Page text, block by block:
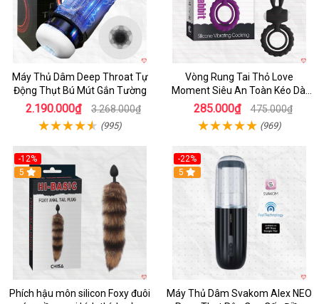
Máy Thủ Dâm Deep Throat Tự
Động Thụt Bú Mút Gắn Tường
2.190.000₫ 3.268.000₫
(995)
Vòng Rung Tai Thỏ Love
Moment Siêu An Toàn Kéo Dài
Thời Gian
285.000₫ 475.000₫
(969)
-12%
Hot
5
Phích hậu môn silicon Foxy đuôi
-22%
5
Máy Thủ Dâm Svakom Alex NEO